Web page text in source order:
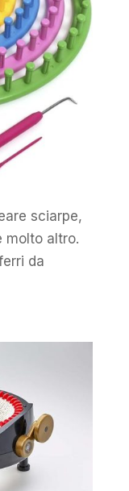
sciarpe,
molto altro.
da